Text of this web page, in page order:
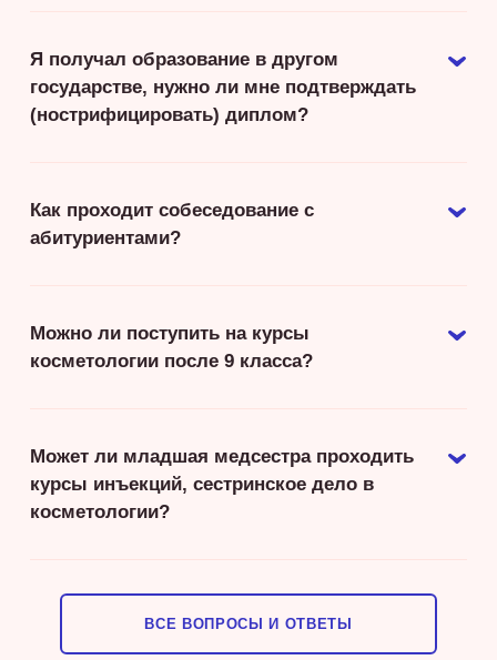
Я получал образование в другом
государстве, нужно ли мне подтверждать
(нострифицировать) диплом?
Как проходит собеседование с
абитуриентами?
Можно ли поступить на курсы
косметологии после 9 класса?
Может ли младшая медсестра проходить
курсы инъекций, сестринское дело в
косметологии?
ВСЕ ВОПРОСЫ И ОТВЕТЫ